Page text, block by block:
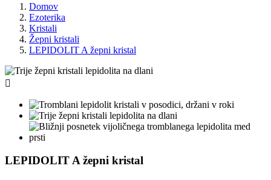
Domov
Ezoterika
Kristali
Žepni kristali
LEPIDOLIT A žepni kristal

LEPIDOLIT A žepni kristal